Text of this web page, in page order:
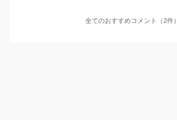
全てのおすすめコメント（2件）